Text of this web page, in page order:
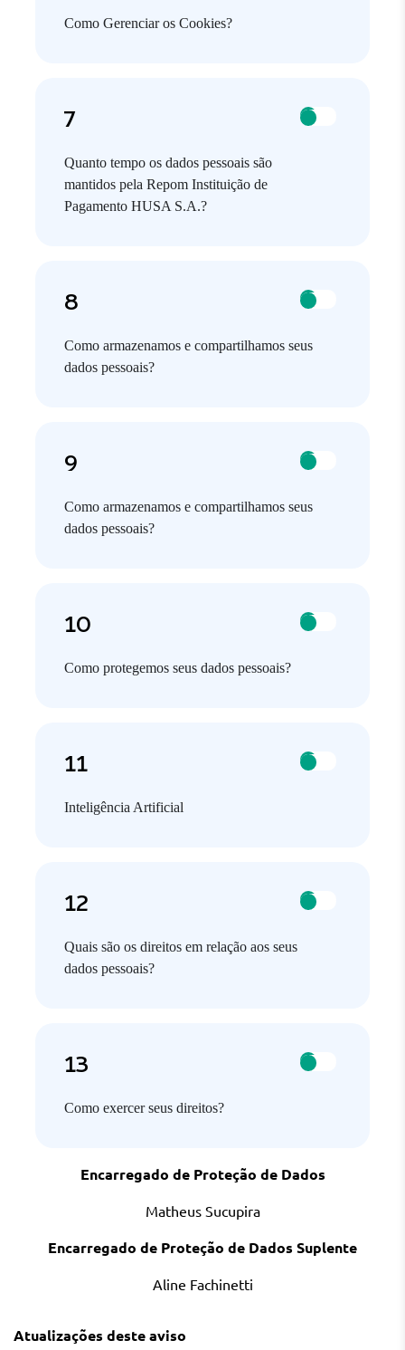
Como Gerenciar os Cookies?
Quanto tempo os dados pessoais são
mantidos pela Repom Instituição de
Pagamento HUSA S.A.?
Como armazenamos e compartilhamos seus
dados pessoais?
Como armazenamos e compartilhamos seus
dados pessoais?
Como protegemos seus dados pessoais?
Inteligência Artificial
Quais são os direitos em relação aos seus
dados pessoais?
Como exercer seus direitos?
Encarregado de Proteção de Dados
Matheus Sucupira
Encarregado de Proteção de Dados Suplente
Aline Fachinetti
Atualizações deste aviso